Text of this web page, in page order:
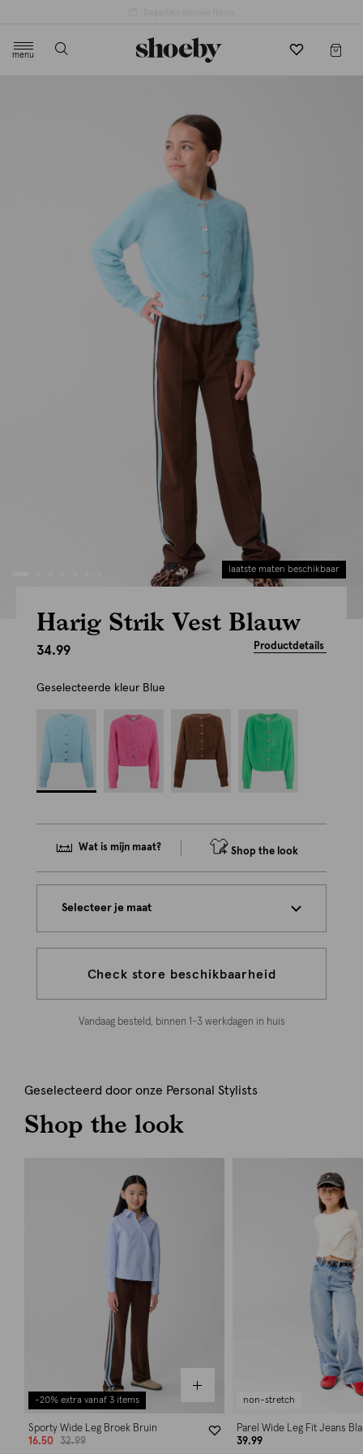
menu
laatste maten beschikbaar
Harig Strik Vest Blauw
34.99 Productdetails
Geselecteerde kleur Blue
Wat is mijn maat? Shop the look
Selecteer je maat
Check store beschikbaarheid
Vandaag besteld, binnen 1-3 werkdagen in huis
Geselecteerd door onze Personal Stylists
Shop the look
-20% extra vanaf 3 items
Sporty Wide Leg Broek Bruin
16.50
32.99
non-stretch
Parel Wide Leg Fit Jeans
39.99